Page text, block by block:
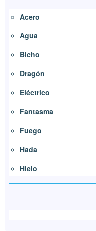
Acero
Agua
Bicho
Dragón
Eléctrico
Fantasma
Fuego
Hada
Hielo